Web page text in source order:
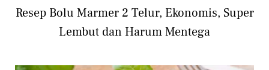
Resep Bolu Marmer 2 Telur, Ekonomis, Super
Lembut dan Harum Mentega